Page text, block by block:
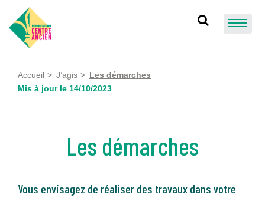
content
Accueil J’agis
Les démarches
Mis à jour le 14/10/2023
Les démarches
Vous envisagez de réaliser des travaux dans votre